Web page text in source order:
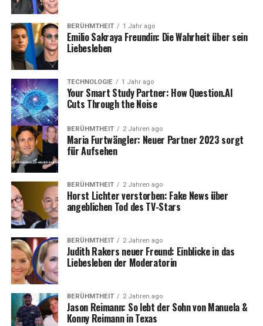
BERÜHMTHEIT 1 Jahr ago
Emilio Sakraya Freundin: Die Wahrheit über sein
Liebesleben
TECHNOLOGIE 1 Jahr ago
Your Smart Study Partner: How Question.AI
Cuts Through the Noise
BERÜHMTHEIT 2 Jahren ago
Maria Furtwängler: Neuer Partner 2023 sorgt
für Aufsehen
BERÜHMTHEIT 2 Jahren ago
Horst Lichter verstorben: Fake News über
angeblichen Tod des TV-Stars
BERÜHMTHEIT 2 Jahren ago
Judith Rakers neuer Freund: Einblicke in das
Liebesleben der Moderatorin
BERÜHMTHEIT 2 Jahren ago
Jason Reimann: So lebt der Sohn von Manuela &
Konny Reimann in Texas